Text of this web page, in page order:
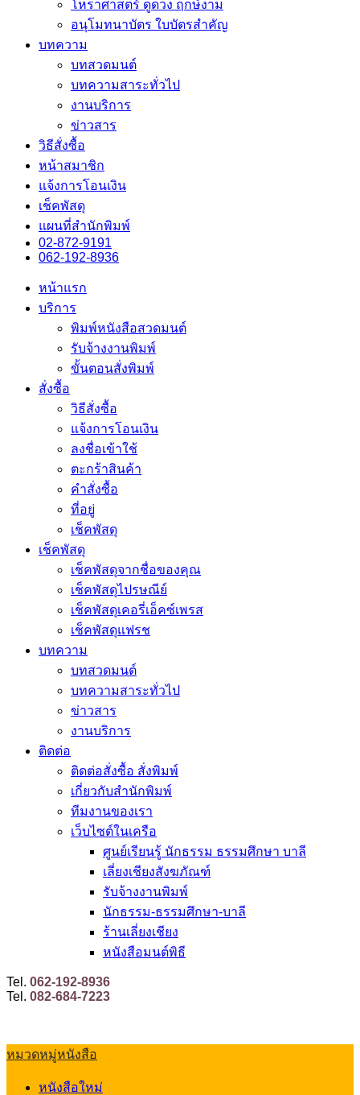
โหราศาสตร์ ดูดวง ฤกษ์งาม
อนุโมทนาบัตร ใบบัตรสำคัญ
บทความ
บทสวดมนต์
บทความสาระทั่วไป
งานบริการ
ข่าวสาร
วิธีสั่งซื้อ
หน้าสมาชิก
แจ้งการโอนเงิน
เช็คพัสดุ
แผนที่สำนักพิมพ์
02-872-9191
062-192-8936
หน้าแรก
บริการ
พิมพ์หนังสือสวดมนต์
รับจ้างงานพิมพ์
ขั้นตอนสั่งพิมพ์
สั่งซื้อ
วิธีสั่งซื้อ
แจ้งการโอนเงิน
ลงชื่อเข้าใช้
ตะกร้าสินค้า
คำสั่งซื้อ
ที่อยู่
เช็คพัสดุ
เช็คพัสดุ
เช็คพัสดุจากชื่อของคุณ
เช็คพัสดุไปรษณีย์
เช็คพัสดุเคอรี่เอ็คซ์เพรส
เช็คพัสดุแฟรช
บทความ
บทสวดมนต์
บทความสาระทั่วไป
ข่าวสาร
งานบริการ
ติดต่อ
ติดต่อสั่งซื้อ สั่งพิมพ์
เกี่ยวกับสำนักพิมพ์
ทีมงานของเรา
เว็บไซต์ในเครือ
ศูนย์เรียนรู้ นักธรรม ธรรมศึกษา บาลี
เลี่ยงเชียงสังฆภัณฑ์
รับจ้างงานพิมพ์
นักธรรม-ธรรมศึกษา-บาลี
ร้านเลี่ยงเชียง
หนังสือมนต์พิธี
Tel. 062-192-8936
Tel. 082-684-7223
หมวดหมู่หนังสือ
หนังสือใหม่